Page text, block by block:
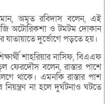
অমৃত রবিদাস বলেন, এই
অটোরিকশা ও টমটম দোকান
যাতায়াতে দুর্ভোগে পড়তে হয়।
শাহরিয়ার নাসিফ, বিএএফ
ফেরদৌস বলেন, রাস্তার পাশে
থাকে। এমনকি রাস্তার পাশ
না হলে দুর্ঘটনাও ঘটতে